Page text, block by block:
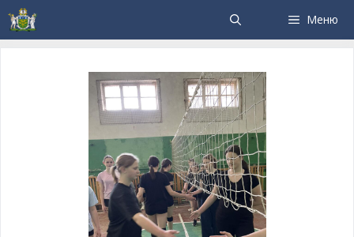
Меню